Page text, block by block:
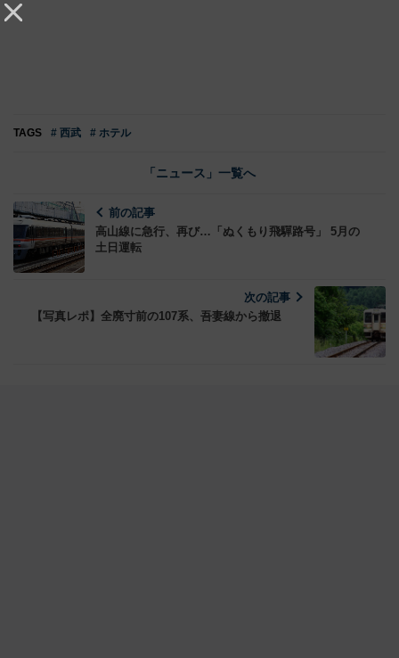
TAGS # 西武 # ホテル
「ニュース」一覧へ
前の記事
高山線に急行、再び…「ぬくもり飛驒路号」 5月の
土日運転
次の記事
【写真レポ】全廃寸前の107系、吾妻線から撤退